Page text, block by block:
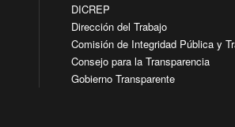
DICREP
Dirección del Trabajo
Comisión de Integridad Pública y
Consejo para la Transparencia
Gobierno Transparente